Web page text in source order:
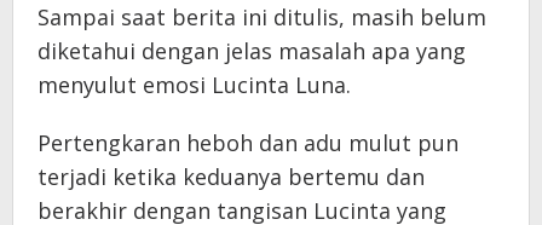
Sampai saat berita ini ditulis, masih belum
diketahui dengan jelas masalah apa yang
menyulut emosi Lucinta Luna.
Pertengkaran heboh dan adu mulut pun
terjadi ketika keduanya bertemu dan
berakhir dengan tangisan Lucinta yang